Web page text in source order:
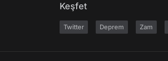
Keşfet
Twitter Deprem Zam